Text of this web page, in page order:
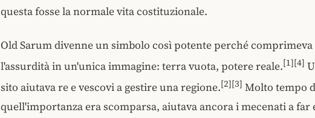
questa fosse la normale vita costituzionale.
Old Sarum divenne un simbolo così potente perché
l'assurdità in un'unica immagine: terra vuota, potere reale.[1][4]
sito aiutava re e vescovi a gestire una regione.[2][3] Molto tempo
quell'importanza era scomparsa, aiutava ancora i mecenati a far